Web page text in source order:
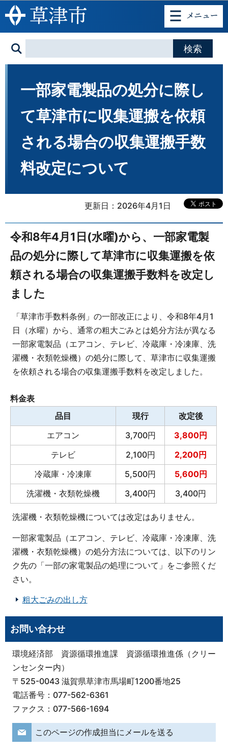
このページの本文へ移動
一部家電製品の処分に際し
て草津市に収集運搬を依頼
される場合の収集運搬手数
料改定について
更新日：2026年4月1日
令和8年4月1日(水曜)から、一部家電製
品の処分に際して草津市に収集運搬を依
頼される場合の収集運搬手数料を改定し
ました
「草津市手数料条例」の一部改正により、令和8年4月1
日（水曜）から、通常の粗大ごみとは処分方法が異なる
一部家電製品（エアコン、テレビ、冷蔵庫・冷凍庫、洗
濯機・衣類乾燥機）の処分に際して、草津市に収集運搬
を依頼される場合の収集運搬手数料を改定しました。
料金表
品目
現行
改定後
エアコン
3,700円
3,800円
テレビ
2,100円
2,200円
冷蔵庫・冷凍庫
5,500円
5,600円
洗濯機・衣類乾燥機
3,400円 3,400円
洗濯機・衣類乾燥機については改定はありません。
一部家電製品（エアコン、テレビ、冷蔵庫・冷凍庫、洗
濯機・衣類乾燥機）の処分方法については、以下のリン
ク先の「一部の家電製品の処理について」をご参照くだ
さい。
粗大ごみの出し方
お問い合わせ
環境経済部 資源循環推進課 資源循環推進係（クリー
ンセンター内）
〒525-0043 滋賀県草津市馬場町1200番地25
電話番号：077-562-6361
ファクス：077-566-1694
このページの作成担当にメールを送る